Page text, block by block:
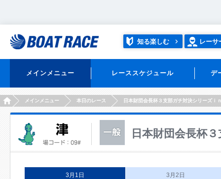
知る楽しむ レーサ
メインメニュー レーススケジュール デ
HOMEメインメニュー 本日のレース 日本財団会長杯３支部ガチ対決シリーズｉ
日本財団会長杯
3月1日 3月2日